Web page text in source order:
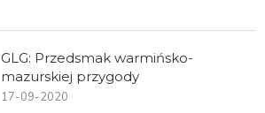
GLG: Przedsmak warmińsko-
mazurskiej przygody
17-09-2020